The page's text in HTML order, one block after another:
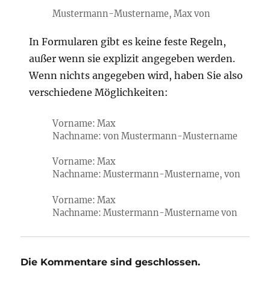
Mustermann-Mustername, Max von
In Formularen gibt es keine feste Regeln,
außer wenn sie explizit angegeben werden.
Wenn nichts angegeben wird, haben Sie also
verschiedene Möglichkeiten:
Vorname: Max
Nachname: von Mustermann-Mustername
Vorname: Max
Nachname: Mustermann-Mustername, von
Vorname: Max
Nachname: Mustermann-Mustername von
Die Kommentare sind geschlossen.